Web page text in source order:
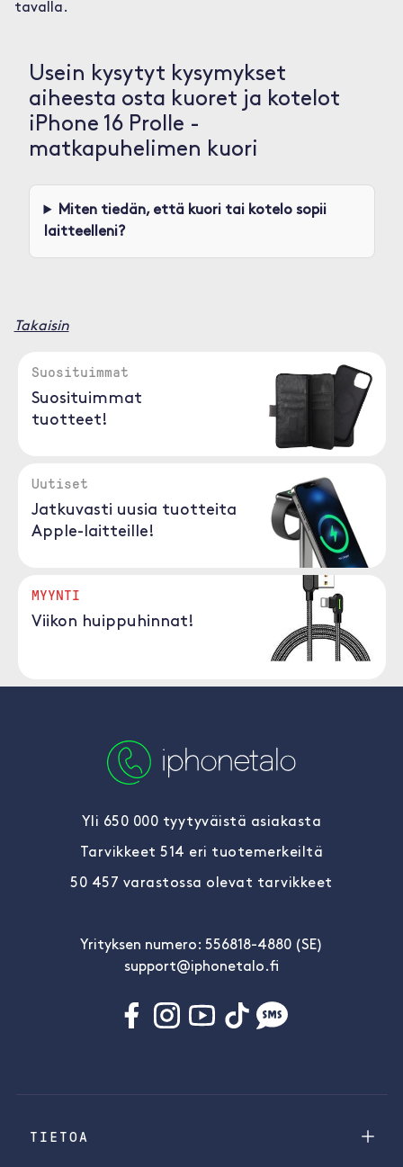
tavalla.
Usein kysytyt kysymykset
aiheesta osta kuoret ja kotelot
iPhone 16 Prolle -
matkapuhelimen kuori
Miten tiedän, että kuori tai kotelo sopii
laitteelleni?
Takaisin
Suosituimmat
Suosituimmat
tuotteet!
Uutiset
Jatkuvasti uusia tuotteita
Apple-laitteille!
MYYNTI
Viikon huippuhinnat!
Yli 650 000 tyytyväistä asiakasta
Tarvikkeet 514 eri tuotemerkeiltä
50 457 varastossa olevat tarvikkeet
Yrityksen numero: 556818-4880 (SE)
support@iphonetalo.fi
TIETOA